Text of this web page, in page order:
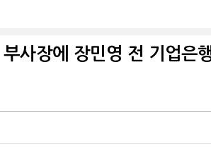
부사장에 장민영 전 기업은